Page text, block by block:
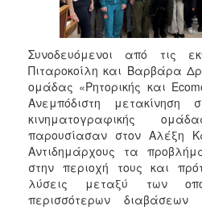
ΔΗΜΟΤΗΣ
ΕΠΙΣΚΕΠΤΗΣ
ΗΡΑΚΛΕΙΟ
Συνοδευόμενοι από τις
Πιταροκοίλη και Βαρβάρα
ομάδας «Ρητορικής και
Ανεμπόδιστη
κινηματογραφικής
παρουσίασαν στον Αλέξη
Αντιδημάρχους τα
στην περιοχή τους και
λύσεις μεταξύ των
περισσότερων